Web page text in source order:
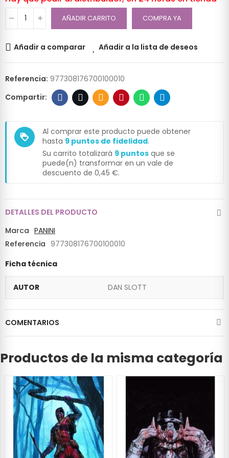
AÑADIR CARRITO COMPRA YA
Añadir a comparar Añadir a la lista de deseos
Referencia: 977308176700100010
loyalty
Al comprar este producto puede obtener
hasta 9 puntos de fidelidad.
Su carrito totalizará 9 puntos que se
puede(n) transformar en un vale de
descuento de 0,45 €.
DETALLES DEL PRODUCTO
Marca PANINI
Referencia 977308176700100010
Ficha técnica
AUTOR DAN SLOTT
COMENTARIOS
Productos de la misma categoría